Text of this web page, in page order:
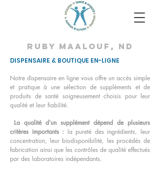
ruby maalouf, nd
DISPENSAIRE & BOUTIQUE EN-LIGNE
Notre dispensaire en ligne vous offre un accès simple
et pratique à une sélection de suppléments et de
produits de santé soigneusement choisis pour leur
qualité et leur fiabilité.
La qualité d’un supplément dépend de plusieurs
critères importants : la pureté des ingrédients, leur
concentration, leur biodisponibilité, les procédés de
fabrication ainsi que les contrôles de qualité effectués
par des laboratoires indépendants.